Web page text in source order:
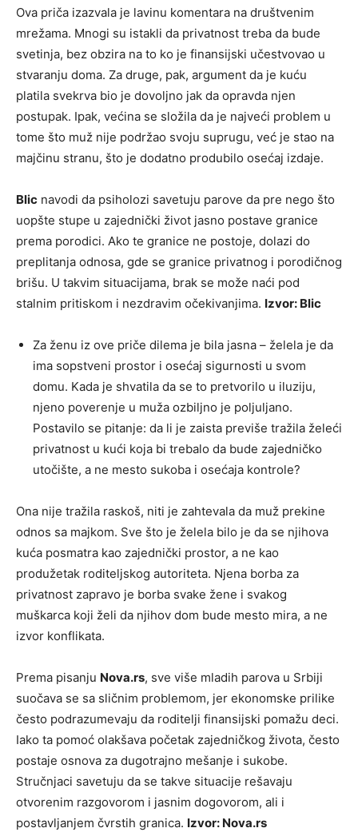
Ova priča izazvala je lavinu komentara na društvenim
mrežama. Mnogi su istakli da privatnost treba da bude
svetinja, bez obzira na to ko je finansijski učestvovao u
stvaranju doma. Za druge, pak, argument da je kuću
platila svekrva bio je dovoljno jak da opravda njen
postupak. Ipak, većina se složila da je najveći problem u
tome što muž nije podržao svoju suprugu, već je stao na
majčinu stranu, što je dodatno produbilo osećaj izdaje.
Blic navodi da psiholozi savetuju parove da pre nego što
uopšte stupe u zajednički život jasno postave granice
prema porodici. Ako te granice ne postoje, dolazi do
preplitanja odnosa, gde se granice privatnog i porodičnog
brišu. U takvim situacijama, brak se može naći pod
stalnim pritiskom i nezdravim očekivanjima. Izvor: Blic
Za ženu iz ove priče dilema je bila jasna – želela je da
ima sopstveni prostor i osećaj sigurnosti u svom
domu. Kada je shvatila da se to pretvorilo u iluziju,
njeno poverenje u muža ozbiljno je poljuljano.
Postavilo se pitanje: da li je zaista previše tražila želeći
privatnost u kući koja bi trebalo da bude zajedničko
utočište, a ne mesto sukoba i osećaja kontrole?
Ona nije tražila raskoš, niti je zahtevala da muž prekine
odnos sa majkom. Sve što je želela bilo je da se njihova
kuća posmatra kao zajednički prostor, a ne kao
produžetak roditeljskog autoriteta. Njena borba za
privatnost zapravo je borba svake žene i svakog
muškarca koji želi da njihov dom bude mesto mira, a ne
izvor konflikata.
Prema pisanju Nova.rs, sve više mladih parova u Srbiji
suočava se sa sličnim problemom, jer ekonomske prilike
često podrazumevaju da roditelji finansijski pomažu deci.
Iako ta pomoć olakšava početak zajedničkog života, često
postaje osnova za dugotrajno mešanje i sukobe.
Stručnjaci savetuju da se takve situacije rešavaju
otvorenim razgovorom i jasnim dogovorom, ali i
postavljanjem čvrstih granica. Izvor: Nova.rs